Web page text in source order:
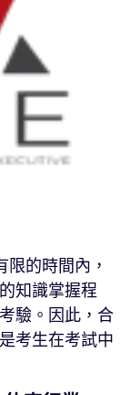
限的時間內，
知識掌握程
驗。因此，合
考生在考試中